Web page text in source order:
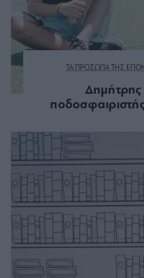
ΤΑ ΠΡΟΣΩΠΑ ΤΗΣ
Δημήτρης